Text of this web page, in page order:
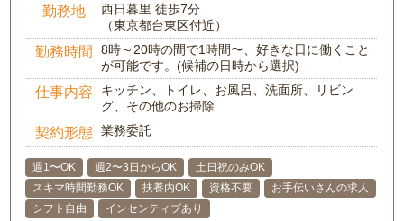
勤務地
西日暮里 徒歩7分
（東京都台東区付近）
勤務時間
8時～20時の間で1時間〜、好きな日に働くこと
が可能です。(候補の日時から選択)
仕事内容
キッチン、トイレ、お風呂、洗面所、リビン
グ、その他のお掃除
契約形態 業務委託
週1〜OK 週2〜3日からOK
土日祝のみOK
スキマ時間勤務OK
扶養内OK 資格不要
お手伝いさんの求人
シフト自由
インセンティブあり